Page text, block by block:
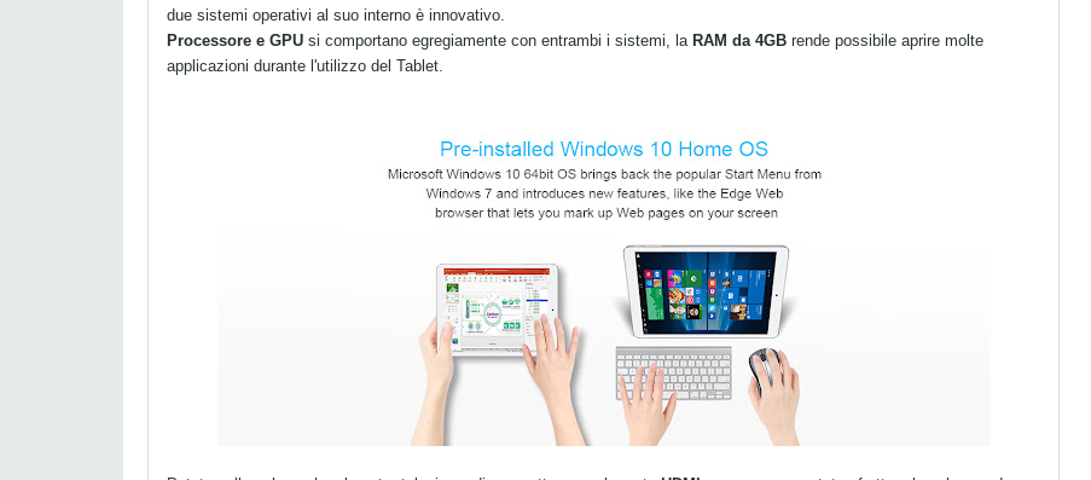
due sistemi operativi al suo interno è innovativo.
Processore e GPU si comportano egregiamente con entrambi i sistemi, la RAM da 4GB rende possibile aprire molte
applicazioni durante l'utilizzo del Tablet.